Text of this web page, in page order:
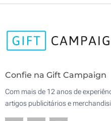
Confie na Gift Campaign
Com mais de 12 anos de
artigos publicitários e